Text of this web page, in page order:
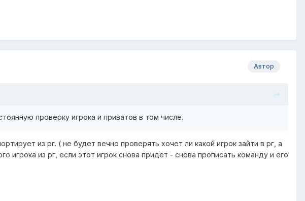
Автор
проверку игрока и приватов в том числе.
из рг. ( не будет вечно проверять хочет ли какой игрок зайти в рг, а
игрока из рг, если этот игрок снова придёт - снова прописать команду и его